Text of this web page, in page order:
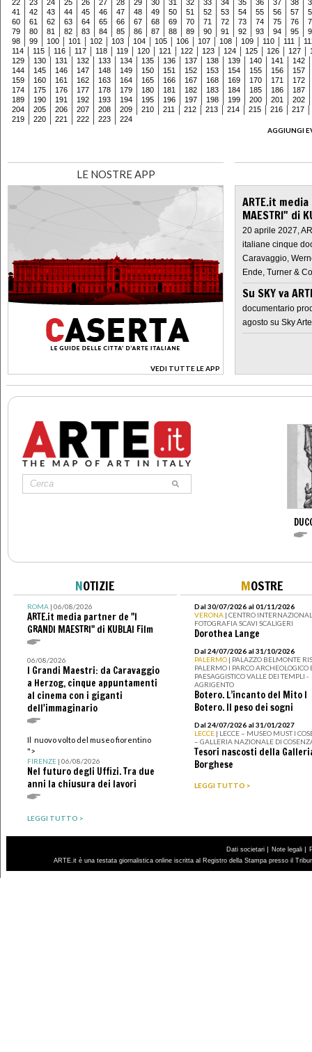
22 23 24 25 26 27 28 29 30 31 32 33 34 35 36 37 38
41
42 43 44 45 46 47 48 49 50 51 52 53 54 55 56 57
60
61 62 63 64 65 66 67 68 69 70 71 72 73 74 75 76
79
80 81 82 83 84 85 86 87 88 89 90 91 92 93 94 95
98
99 100 101 102 103 104 105 106 107 108 109 110 111
114
115 116 117 118 119 120 121 122 123 124 125 126 127
129
130 131 132 133 134 135 136 137 138 139 140 141
142
144
145 146 147 148 149 150 151 152 153 154 155 156
157
159
160 161 162 163 164 165 166 167 168 169 170 171
172
174
175 176 177 178 179 180 181 182 183 184 185 186
187
189
190 191 192 193 194 195 196 197 198 199 200 201
202
204
205 206 207 208 209 210 211 212 213 214 215 216
217
219
220 221 222 223
224
AGGIUNGI
LE NOSTRE APP
VEDI TUTTE LE APP
>
ARTE.it
MAESTRI" di
20 aprile 2027,
italiane cinque
Caravaggio,
Ende, Turner &
Su SKY va
documentario
agosto su Sky Arte
NOTIZIE
ROMA| 06/08/2026
ARTE.it media partner de "I
GRANDI MAESTRI" di KUBLAI Film
06/08/2026
I Grandi Maestri: da Caravaggio
a Herzog, cinque appuntamenti
al cinema con i giganti
dell'immaginario
Il nuovo volto del museo fiorentino
">
FIRENZE| 06/08/2026
Nel futuro degli Uffizi. Tra due
anni la chiusura dei lavori
LEGGI TUTTO >
MOSTRE
Dal 30/07/2026 al 01/11/2026
VERONA | CENTRO
FOTOGRAFIA SCAVI SCALIGERI
Dorothea Lange
Dal 24/07/2026 al 31/10/2026
PALERMO | PALAZZO BELMONTE
PALERMO I PARCO ARCHEOLOGICO
PAESAGGISTICO VALLE DEI TEMPLI -
AGRIGENTO
Botero. L’incanto del Mito I
Botero. Il peso dei sogni
Dal 24/07/2026 al 31/01/2027
LECCE | LECCE – MUSEO MUST I
– GALLERIA NAZIONALE DI
Tesori nascosti della
Borghese
LEGGI TUTTO >
Dati societari | Note legali |
ARTE.it è una testata giornalistica online iscritta al Registro della Stampa presso il